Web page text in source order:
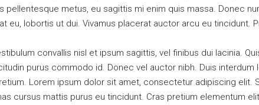
pellentesque metus, eu sagittis mi enim quis massa. Donec
eu, lobortis ut dui. Vivamus placerat auctor arcu eu
convallis nisl et ipsum sagittis, vel finibus dui lacinia.
purus commodo id. Donec vel auctor nibh. Duis interdum
Lorem ipsum dolor sit amet, consectetur adipiscing
cursus mattis purus eu tincidunt. Cras pretium elementum